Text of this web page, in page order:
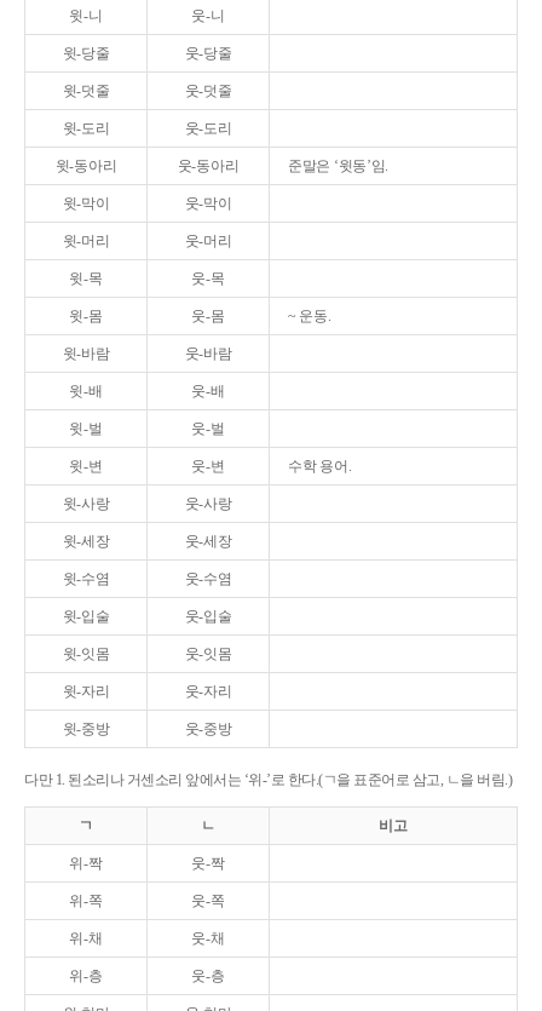
윗-니 웃-니
윗-당줄 웃-당줄
윗-덧줄 웃-덧줄
윗-도리 웃-도리
윗-동아리 웃-동아리 준말은 ‘윗동’임.
윗-막이 웃-막이
윗-머리 웃-머리
윗-목 웃-목
윗-몸 웃-몸 ~ 운동.
윗-바람 웃-바람
윗-배 웃-배
윗-벌 웃-벌
윗-변 웃-변 수학 용어.
윗-사랑 웃-사랑
윗-세장 웃-세장
윗-수염 웃-수염
윗-입술 웃-입술
윗-잇몸 웃-잇몸
윗-자리 웃-자리
윗-중방 웃-중방
다만 1. 된소리나 거센소리 앞에서는 ‘위-’로 한다.(ㄱ을 표준어로 삼고, ㄴ을 버림.)
ㄱ ㄴ 비고
위-짝 웃-짝
위-쪽 웃-쪽
위-채 웃-채
위-층 웃-층